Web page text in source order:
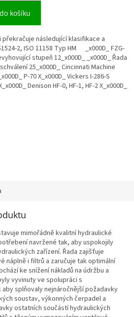
košíku
překračuje následující klasifikace a
2, ISO 11158 Typ HM _x000D_ FZG-
stupeň 12_x000D_ _x000D_ Řada
25_x000D_ Cincinnati Machine
P-70 X_x000D_ Vickers I-286-S
Denison HF-0, HF-1, HF-2 X_x000D_
mimořádně kvalitní hydraulické
navržené tak, aby uspokojily
zařízení. Řada zajišťuje
náplně i filtrů a zaručuje tak optimální
ke snížení nákladů na údržbu a
vyvinuty ve spolupráci s
splňovaly nejnáročnější požadavky
soustav, výkonných čerpadel a
ostatních součástí hydraulických